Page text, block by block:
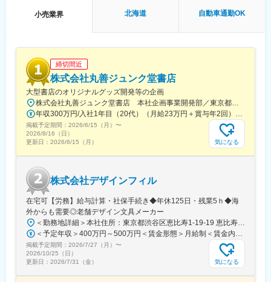
らず、幅広いモビリティサービスを展開しています。
・板金・修理事業
・電気自動車「BYD」ディーラー事業
・宿泊施設事業 など
クルマの販売・整備にとどまらず、「移動」と「暮らし」をトー
タルで支える事業展開を進めています。
北海道では車は生活に欠かせない存在です。
その中で当社は、整備士が安心して長く働けるように、休日や給
与、働き方の制度を整えてきました。
年数や資格に応じて着実に待遇も上がり、将来を見据えてキャリ
変更の範囲：会社の定める業務
小売業界 北海道 自動車通勤OK
締切間近
株式会社丸善ジュンク堂書店
大型書店のオリジナルグッズ開発等の企画
株式会社丸善ジュンク堂書店 本社企画事業開発部／東京都中央区新川1-28-23 東京ダイヤビルディング5号館9階★東京メトロ「茅場町駅」徒歩8分★JR・東京メトロ「八丁堀駅」（B4出口）徒歩5分
年収300万円/入社1年目（20代）（月給23万円＋賞与年2回） 年収390万円/入社5年目（30代）（月給30万円＋賞与年2回）
掲載予定期間： 2026/6/15（月） 〜
2026/8/16（日）
更新日： 2026/6/15（月） 気になる
株式会社デザインフィル
在宅可【労務】給与計算・社保手続き◆年休125日・残業5ｈ◆海
外からも需要◎老舗デザイン文具メーカー
＜勤務地詳細＞本社住所：東京都渋谷区恵比寿1-19-19 恵比寿ビジネスタワー9F勤務地最寄駅：山手線／恵比寿駅受動喫煙対策：屋内全面禁煙変更の範囲：会社の定める事業所
＜予定年収＞400万円～500万円＜賃金形態＞月給制＜賃金内訳＞月額（基本給）：267,800円～334,100円＜月給＞267,800円～334,100円＜昇給有無＞有＜残業手当＞有＜給与補足＞賞与：基礎額×平均2か月分（±個人評価）■賞与実績:年2回(6,12月)/昇給：年1回(7月)賃金はあくまでも目安の金額であり、選考を通じて上下する可能性があります。月給(月額)は固定手当を含めた表記です。
掲載予定期間： 2026/7/27（月） 〜
2026/10/25（日）
更新日： 2026/7/31（金） 気になる